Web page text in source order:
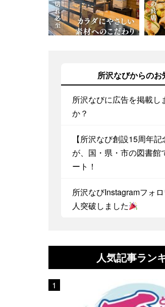
所沢なびからのお
所沢なびに広告を掲載し
か？
【所沢なび創設15周年記
が、国・県・市の図書館
ート！
所沢なびInstagramフォ
人突破しました
人気記事ラン